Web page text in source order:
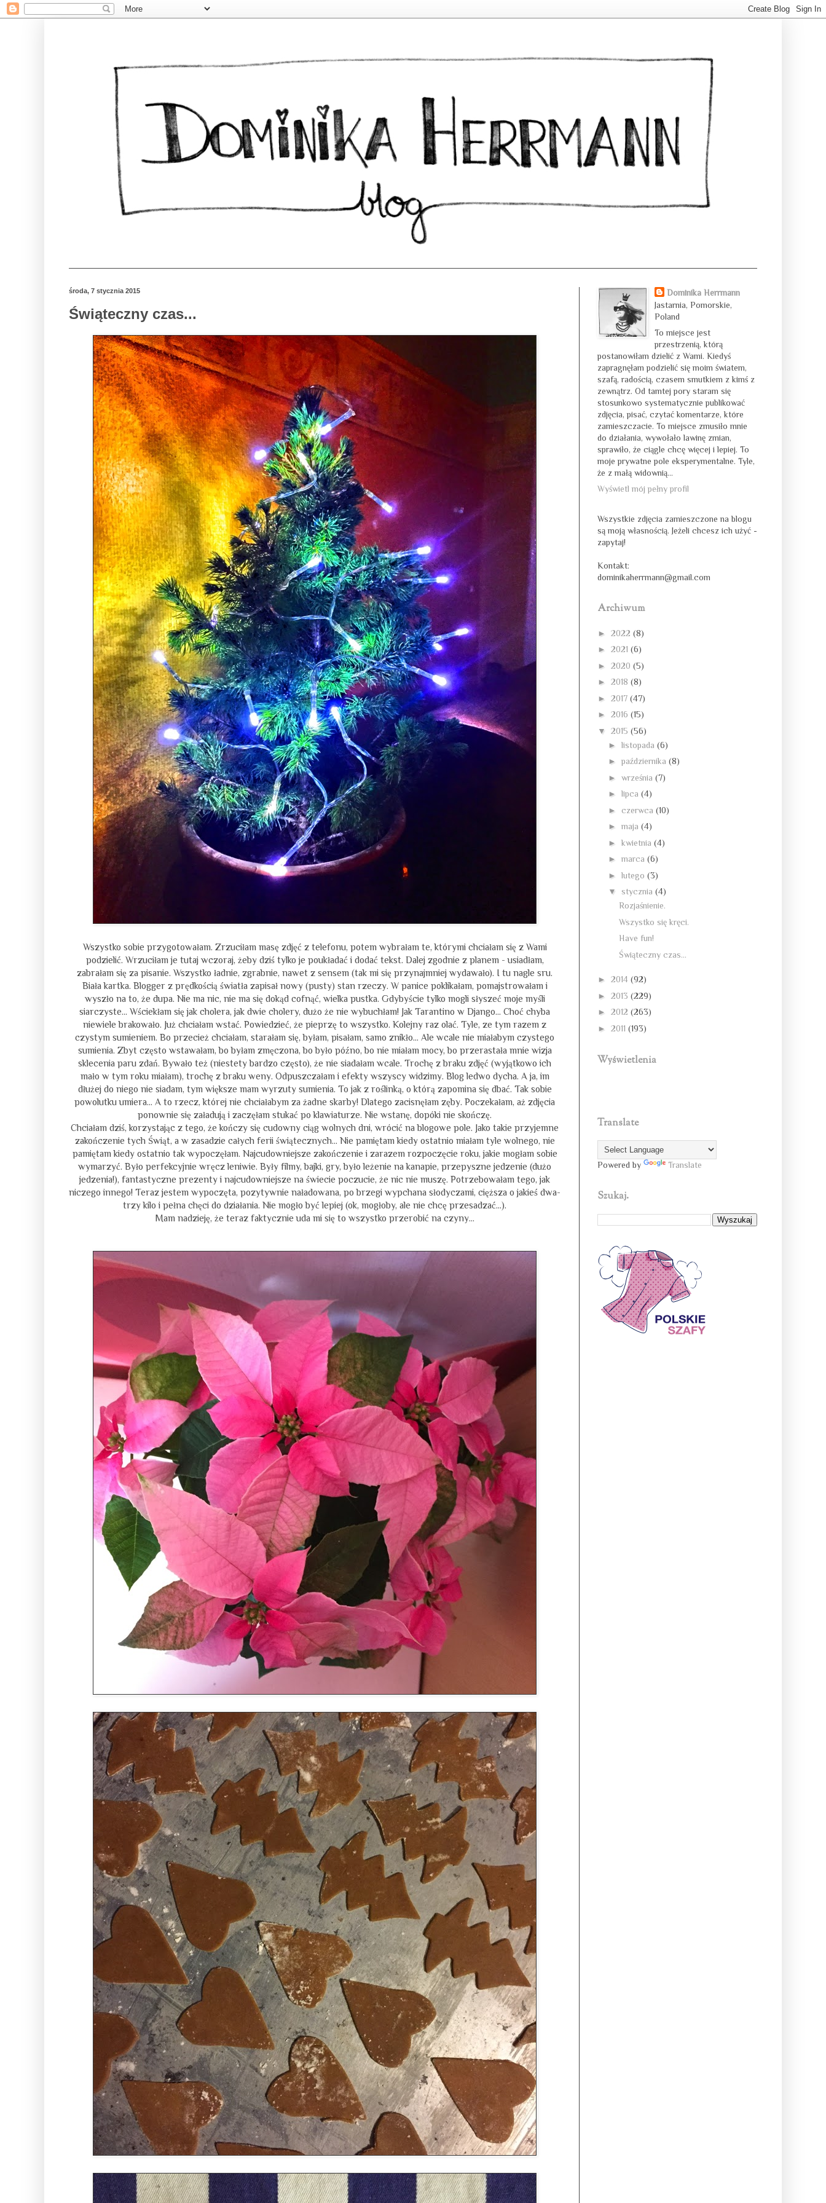
środa, 7 stycznia 2015
Świąteczny czas...
Wszystko sobie przygotowałam. Zrzuciłam masę zdjęć z telefonu, potem wybrałam te, którymi chciałam się z Wami
podzielić. Wrzuciłam je tutaj wczoraj, żeby dziś tylko je poukładać i dodać tekst. Dalej zgodnie z planem - usiadłam,
zabrałam się za pisanie. Wszystko ładnie, zgrabnie, nawet z sensem (tak mi się przynajmniej wydawało). I tu nagle sru.
Biała kartka. Blogger z prędkością światła zapisał nowy (pusty) stan rzeczy. W panice poklikałam, pomajstrowałam i
wyszło na to, że dupa. Nie ma nic, nie ma się dokąd cofnąć, wielka pustka. Gdybyście tylko mogli słyszeć moje myśli
siarczyste… Wściekłam się jak cholera, jak dwie cholery, dużo że nie wybuchłam! Jak Tarantino w Django… Choć chyba
niewiele brakowało. Już chciałam wstać. Powiedzieć, że pieprzę to wszystko. Kolejny raz olać. Tyle, ze tym razem z
czystym sumieniem. Bo przecież chciałam, starałam się, byłam, pisałam, samo znikło… Ale wcale nie miałabym czystego
sumienia. Zbyt często wstawałam, bo byłam zmęczona, bo było późno, bo nie miałam mocy, bo przerastała mnie wizja
sklecenia paru zdań. Bywało też (niestety bardzo często), że nie siadałam wcale. Trochę z braku zdjęć (wyjątkowo ich
mało w tym roku miałam), trochę z braku weny. Odpuszczałam i efekty wszyscy widzimy. Blog ledwo dycha. A ja, im
dłużej do niego nie siadam, tym większe mam wyrzuty sumienia. To jak z roślinką, o którą zapomina się dbać. Tak sobie
powolutku umiera… A to rzecz, której nie chciałabym za żadne skarby! Dlatego zacisnęłam zęby. Poczekałam, aż zdjęcia
ponownie się załadują i zaczęłam stukać po klawiaturze. Nie wstanę, dopóki nie skończę.
Chciałam dziś, korzystając z tego, że kończy się cudowny ciąg wolnych dni, wrócić na blogowe pole. Jako takie przyjemne
zakończenie tych Świąt, a w zasadzie całych ferii świątecznych… Nie pamiętam kiedy ostatnio miałam tyle wolnego, nie
pamiętam kiedy ostatnio tak wypoczęłam. Najcudowniejsze zakończenie i zarazem rozpoczęcie roku, jakie mogłam sobie
wymarzyć. Było perfekcyjnie wręcz leniwie. Były filmy, bajki, gry, było leżenie na kanapie, przepyszne jedzenie (dużo
jedzenia!), fantastyczne prezenty i najcudowniejsze na świecie poczucie, że nic nie muszę. Potrzebowałam tego, jak
niczego innego! Teraz jestem wypoczęta, pozytywnie naładowana, po brzegi wypchana słodyczami, cięższa o jakieś dwa-
trzy kilo i pełna chęci do działania. Nie mogło być lepiej (ok, mogłoby, ale nie chcę przesadzać…).
Mam nadzieję, że teraz faktycznie uda mi się to wszystko przerobić na czyny...
Dominika Herrmann
Jastarnia, Pomorskie,
Poland
To miejsce jest
przestrzenią, którą
postanowiłam dzielić z Wami. Kiedyś
zapragnęłam podzielić się moim światem,
szafą, radością, czasem smutkiem z kimś z
zewnątrz. Od tamtej pory staram się
stosunkowo systematycznie publikować
zdjęcia, pisać, czytać komentarze, które
zamieszczacie. To miejsce zmusiło mnie
do działania, wywołało lawinę zmian,
sprawiło, że ciągle chcę więcej i lepiej. To
moje prywatne pole eksperymentalne. Tyle,
że z małą widownią...
Wyświetl mój pełny profil
Wszystkie zdjęcia zamieszczone na blogu
są moją własnością. Jeżeli chcesz ich użyć -
zapytaj!
Kontakt:
dominikaherrmann@gmail.com
Archiwum
► 2022 (8)
► 2021 (6)
► 2020 (5)
► 2018 (8)
► 2017 (47)
► 2016 (15)
▼ 2015 (56)
► listopada (6)
► października (8)
► września (7)
► lipca (4)
► czerwca (10)
► maja (4)
► kwietnia (4)
► marca (6)
► lutego (3)
▼ stycznia (4)
Rozjaśnienie.
Wszystko się kręci.
Have fun!
Świąteczny czas...
► 2014 (92)
► 2013 (229)
► 2012 (263)
► 2011 (193)
Wyświetlenia
Translate
Powered by Translate
Szukaj.